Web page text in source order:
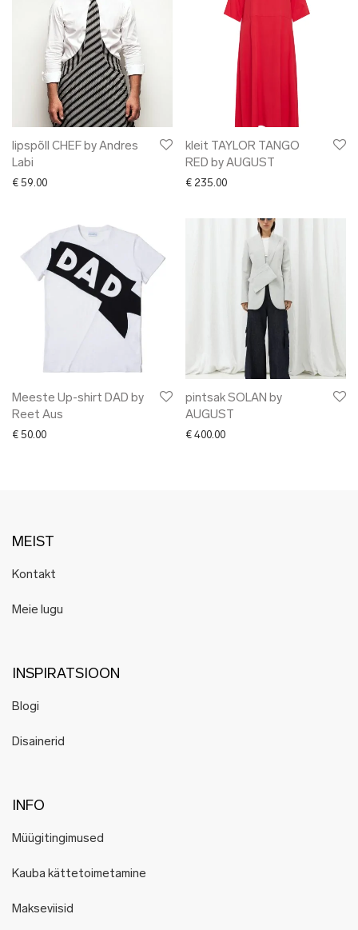
lipspõll CHEF by Andres
Labi
€ 59.00
kleit TAYLOR TANGO
RED by AUGUST
€ 235.00
Meeste Up-shirt DAD by
Reet Aus
€ 50.00
pintsak SOLAN by
AUGUST
€ 400.00
MEIST
Kontakt
Meie lugu
INSPIRATSIOON
Blogi
Disainerid
INFO
Müügitingimused
Kauba kättetoimetamine
Makseviisid